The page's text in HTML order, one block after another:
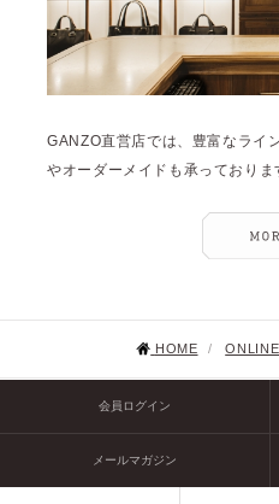
GANZO直営店では、豊富なライ
やオーダーメイドも承っておりま
HOME /
会員ログイン
メールマガジン